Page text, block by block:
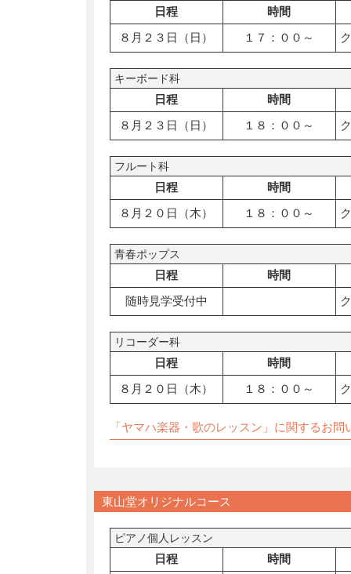
日程
時間
８月２３日（日）
１７：００～
キーボード科
日程
時間
８月２３日（日）
１８：００～
フルート科
日程
時間
８月２０日（木）
１８：００～
青春ポップス
日程
時間
随時見学受付中
リコーダー科
日程
時間
８月２０日（木）
１８：００～
「ヤマハ楽器・歌のレッスン」に関するお問
東山堂オリジナルコース
ピアノ個人レッスン
日程
時間